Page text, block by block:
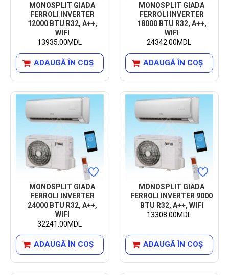
MONOSPLIT GIADA
FERROLI INVERTER
12000 BTU R32, A++,
WIFI
13935.00MDL
ADAUGĂ ÎN COŞ
MONOSPLIT GIADA
FERROLI INVERTER
18000 BTU R32, A++,
WIFI
24342.00MDL
ADAUGĂ ÎN COŞ
MONOSPLIT GIADA
FERROLI INVERTER
24000 BTU R32, A++,
WIFI
32241.00MDL
ADAUGĂ ÎN COŞ
MONOSPLIT GIADA
FERROLI INVERTER 9000
BTU R32, A++, WIFI
13308.00MDL
ADAUGĂ ÎN COŞ